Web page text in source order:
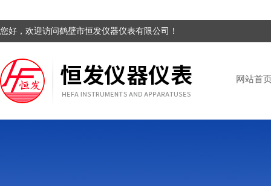
您好，欢迎访问鹤壁市恒发仪器仪表有限公司！
网站首